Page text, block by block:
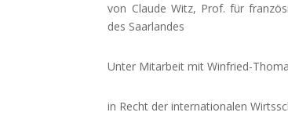
von Claude Witz, Prof. für
des Saarlandes
Unter Mitarbeit mit Winfried-
in Recht der internationalen